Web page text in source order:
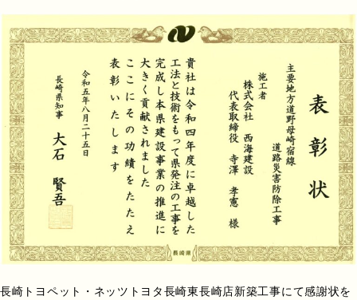
長崎トヨペット・ネッツトヨタ長崎東長崎店新築工事にて感謝状を